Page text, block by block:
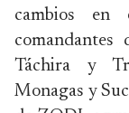
cambios en
Táchira y
Monagas y